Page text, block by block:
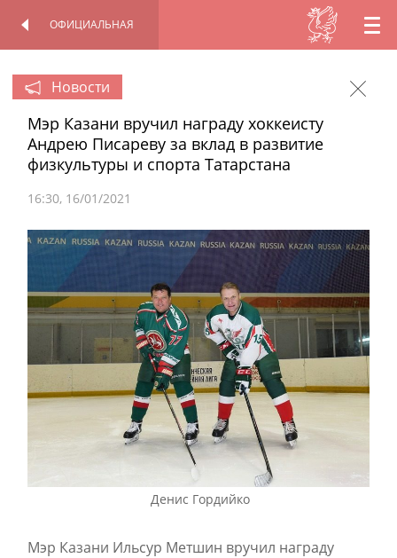
RU
ОФИЦИАЛЬНАЯ
Новости
Мэр Казани вручил награду хоккеисту
Андрею Писареву за вклад в развитие
физкультуры и спорта Татарстана
16:30 16/01/2021
Денис Гордийко
Мэр Казани Ильсур Метшин вручил награду
ПЕРСОНАЛЬНАЯ
ОФИЦИАЛЬНАЯ